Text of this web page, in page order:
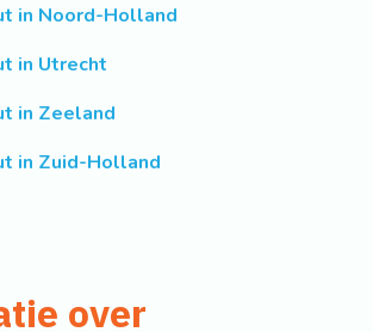
in Noord-Holland
in Utrecht
in Zeeland
in Zuid-Holland
over